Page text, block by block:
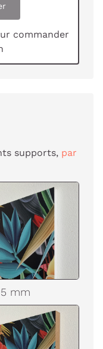
commander
supports, par
mm